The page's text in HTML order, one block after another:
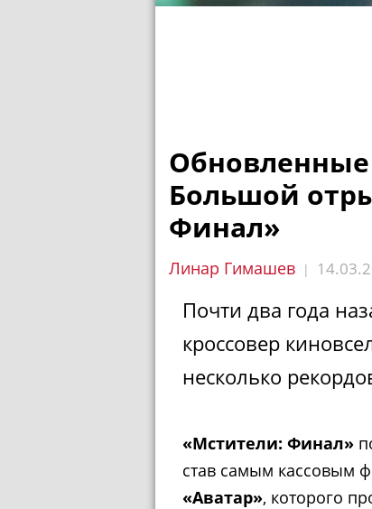
Большой
Финал»
Линар Гимашев |
Почти два года
кроссовер
несколько
«Мстители: Финал»
став самым кассовым
«Аватар», которого